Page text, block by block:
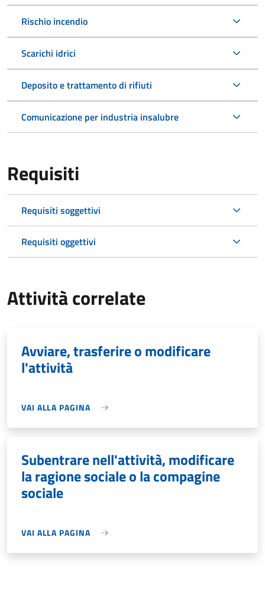
Rischio incendio
Scarichi idrici
Deposito e trattamento di rifiuti
Comunicazione per industria insalubre
Requisiti
Requisiti soggettivi
Requisiti oggettivi
Attività correlate
Avviare, trasferire o modificare
l'attività
VAI ALLA PAGINA
Subentrare nell'attività, modificare
la ragione sociale o la compagine
sociale
VAI ALLA PAGINA